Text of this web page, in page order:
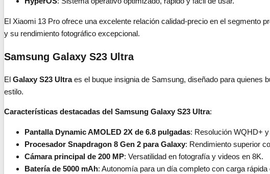
El Xiaomi 13 Pro ofrece una excelente relación calidad-precio en el segmento
y su rendimiento fotográfico excepcional.
Samsung Galaxy S23 Ultra
El Galaxy S23 Ultraes el buque insignia de Samsung, diseñado para quienes
estilo.
Características destacadas del Samsung Galaxy S23 Ultra:
Pantalla Dynamic AMOLED 2X de 6.8 pulgadas: Resolución WQHD+
Procesador Snapdragon 8 Gen 2 para Galaxy: Rendimiento superior
Cámara principal de 200 MP: Versatilidad en fotografía y videos en 8K.
Batería de 5000 mAh: Autonomía para un día completo con carga rápida